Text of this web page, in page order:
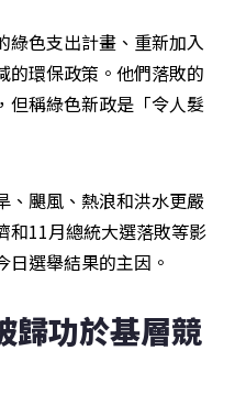
綠色支出計畫、重新加入
的環保政策。他們落敗的
但稱綠色新政是「令人髮
、颶風、熱浪和洪水更嚴
和11月總統大選落敗等影
選舉結果的主因。
歸功於基層競